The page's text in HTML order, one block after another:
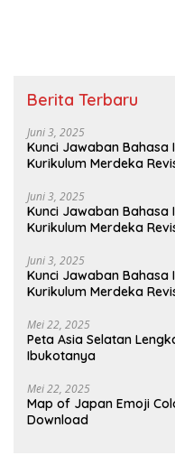
Berita Terbaru
Juni 3, 2025
Kunci Jawaban Bahasa
Kurikulum Merdeka
Juni 3, 2025
Kunci Jawaban Bahasa
Kurikulum Merdeka
Juni 3, 2025
Kunci Jawaban Bahasa
Kurikulum Merdeka
Mei 22, 2025
Peta Asia Selatan
Ibukotanya
Mei 22, 2025
Map of Japan Emoji
Download